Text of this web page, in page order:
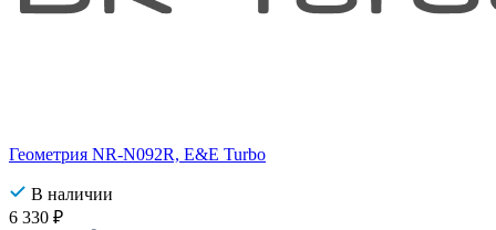
Геометрия NR-N092R, E&E Turbo
В наличии
6 330 ₽